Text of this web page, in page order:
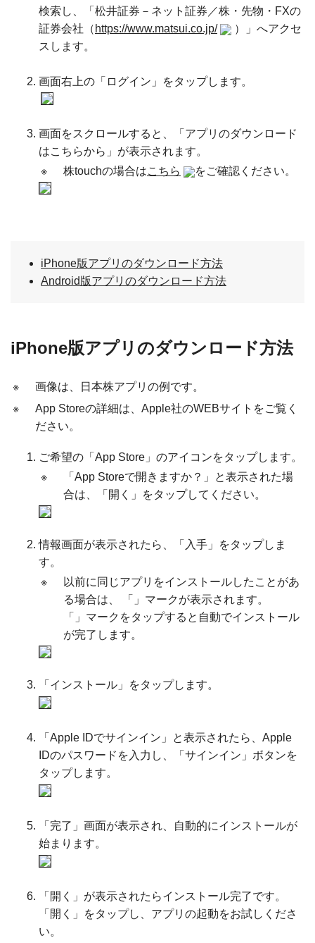
検索し、「松井証券－ネット証券／株・先物・FXの
証券会社（ https://www.matsui.co.jp/
）」へアクセ
スします。
画面右上の「ログイン」をタップします。
画面をスクロールすると、「アプリのダウンロード
はこちらから」が表示されます。
※
株touchの場合はこちら をご確認ください。
iPhone版アプリのダウンロード方法
Android版アプリのダウンロード方法
iPhone版アプリのダウンロード方法
※
画像は、日本株アプリの例です。
※
App Storeの詳細は、Apple社のWEBサイトをご覧く
ださい。
ご希望の「App Store」のアイコンをタップします。
※
「App Storeで開きますか？」と表示された場
合は、「開く」をタップしてください。
情報画面が表示されたら、「入手」をタップしま
す。
※
以前に同じアプリをインストールしたことがあ
る場合は、 「
」マークが表示されます。
「
」マークをタップすると自動でインストール
が完了します。
「インストール」をタップします。
「Apple IDでサインイン」と表示されたら、Apple
IDのパスワードを入力し、「サインイン」ボタンを
タップします。
「完了」画面が表示され、自動的にインストールが
始まります。
「開く」が表示されたらインストール完了です。
「開く」をタップし、アプリの起動をお試しくださ
い。